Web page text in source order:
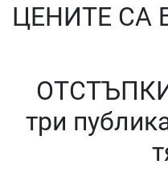
ЦЕНИТЕ СА
ОТСТЪПКИ
три